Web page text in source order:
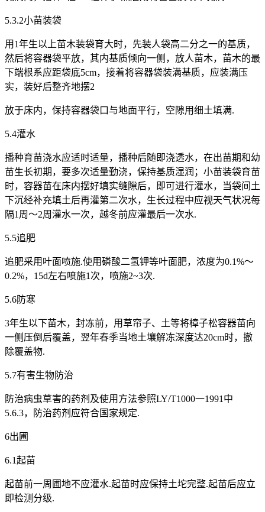
5.3.2小苗装袋
用1年生以上苗木装袋育大时，先装人袋高二分之一的基质，
然后将容器袋平放，其内基质倾向一侧，放人苗木，苗木的最
下端根系应距袋底5cm，接着将容器袋装满基质，应装满压
实，装好后整齐地摆2
放于床内，保持容器袋口与地面平行，空隙用细土填满.
5.4灌水
播种育苗浇水应适时适量，播种后随即浇透水，在出苗期和幼
苗生长初期，要多次适量勤浇，保持基质湿润；小苗装袋育苗
时，容器苗在床内摆好填实缝隙后，即可进行灌水，当袋间土
下沉经补充填土后再灌第二次水，生长过程中应视天气状况每
隔1周～2周灌水一次，越冬前应灌最后一次水.
5.5追肥
追肥采用叶面喷施.使用磷酸二氢钾等叶面肥，浓度为0.1%～
0.2%，15d左右喷施1次，喷施2~3次.
5.6防寒
3年生以下苗木，封冻前，用草帘子、土等将樟子松容器苗向
一侧压倒后覆盖，翌年春季当地土壤解冻深度达20cm时，撤
除覆盖物.
5.7有害生物防治
防治病虫草害的药剂及使用方法参照LY/T1000一1991中
5.6.3，防治药剂应符合国家规定.
6出圃
6.1起苗
起苗前一周圃地不应灌水.起苗时应保持土坨完整.起苗后应立
即检测分级.